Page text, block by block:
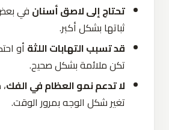
تحتاج إلى لاصق أسنان في
ثباتها بشكل أكبر.
قد تسبب التهابات اللثة أو
تكن ملائمة بشكل صحيح.
لا تدعم نمو العظام في الفك
تغير شكل الوجه بمرور الوقت.